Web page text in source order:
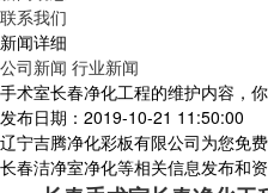
联系我们
新闻详细
公司新闻 行业新闻
手术室长春净化工程的维护内容，
发布日期：2019-10-21 11:50:00
辽宁吉腾净化彩板有限公司为您免
长春洁净室净化等相关信息发布和